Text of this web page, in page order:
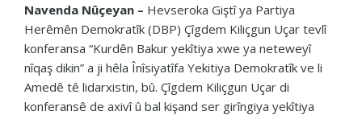
Navenda Nûçeyan – Hevseroka Giştî ya Partiya
Herêmên Demokratîk (DBP) Çîgdem Kiliçgun Uçar tevlî
konferansa “Kurdên Bakur yekîtiya xwe ya neteweyî
nîqaş dikin” a ji hêla Înîsiyatîfa Yekitiya Demokratîk ve li
Amedê tê lidarxistin, bû. Çîgdem Kiliçgun Uçar di
konferansê de axivî û bal kişand ser girîngiya yekîtiya